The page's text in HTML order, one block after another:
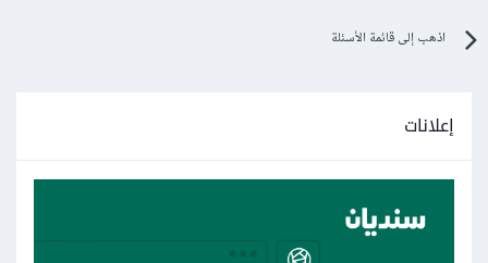
اذهب إلى قائمة الأسئلة
إعلانات